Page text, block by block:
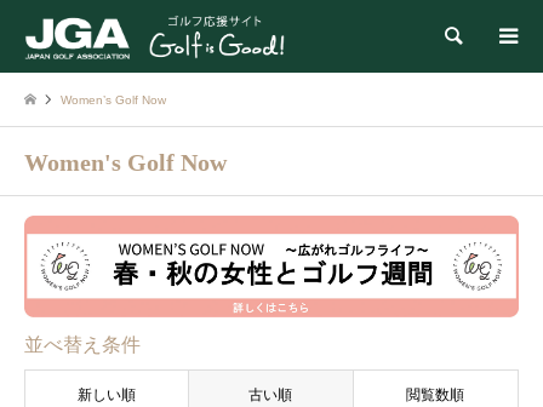
検索
Women’s Golf Now
Women's Golf Now
並べ替え条件
新しい順 古い順 閲覧数順